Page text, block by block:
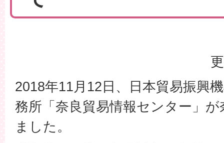
2018年11月12日、日本貿易振興
務所「奈良貿易情報センター」
ました。